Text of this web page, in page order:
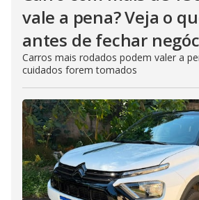
vale a pena? Veja o
antes de fechar
Carros mais rodados podem valer a
cuidados forem tomados